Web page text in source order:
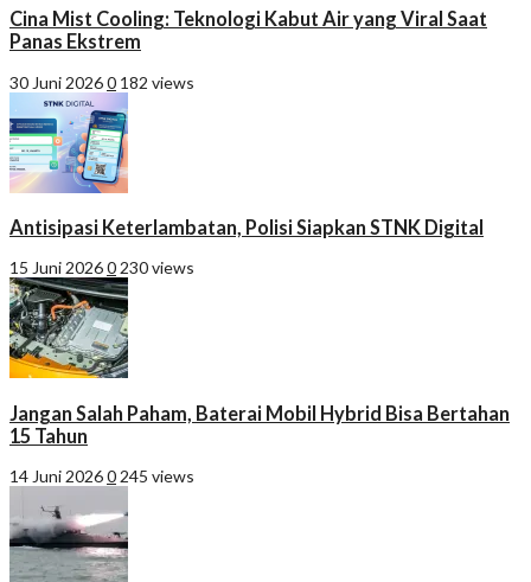
Cina Mist Cooling: Teknologi Kabut Air yang Viral Saat
Panas Ekstrem
30 Juni 20260 182 views
Antisipasi Keterlambatan, Polisi Siapkan STNK Digital
15 Juni 20260 230 views
Jangan Salah Paham, Baterai Mobil Hybrid Bisa Bertahan
15 Tahun
14 Juni 20260 245 views